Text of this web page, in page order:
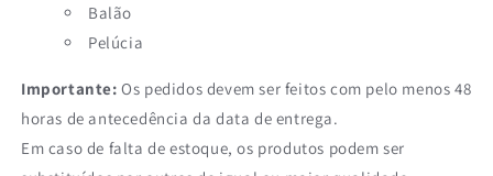
Balão
Pelúcia
Importante: Os pedidos devem ser feitos com pelo menos 48
horas de antecedência da data de entrega.
Em caso de falta de estoque, os produtos podem ser